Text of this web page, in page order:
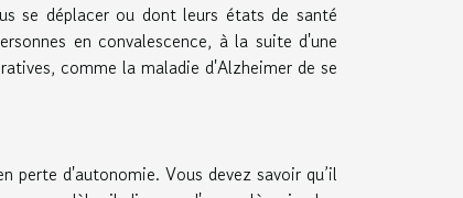
se déplacer ou dont leurs états de santé
en convalescence, à la suite d'une
comme la maladie d'Alzheimer de se
perte d'autonomie. Vous devez savoir qu’il